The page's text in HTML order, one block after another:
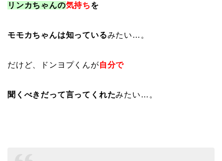
リンカちゃんの気持ちを
モモカちゃんは知っているみたい…。
だけど、ドンヨプくんが自分で
聞くべきだって言ってくれたみたい…。